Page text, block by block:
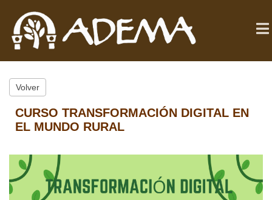
Volver
CURSO TRANSFORMACIÓN DIGITAL EN
EL MUNDO RURAL